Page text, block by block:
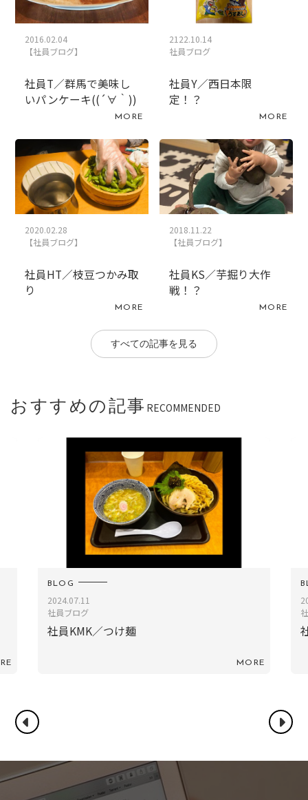
2016.02.04
【社員ブログ】
社員T／群馬で美味し
いパンケーキ((´∀｀))
MORE
2122.10.14
社員ブログ
社員Y／西日本限
定！？
MORE
2020.02.28
【社員ブログ】
社員HT／枝豆つかみ取
り
MORE
2018.11.22
【社員ブログ】
社員KS／芋掘り大作
戦！？
MORE
すべての記事を見る
おすすめの記事 RECOMMENDED
BLOG
2024.07.11
社員ブログ
社員KMK／つけ麺
MORE
BLOG
社員ブ
社員